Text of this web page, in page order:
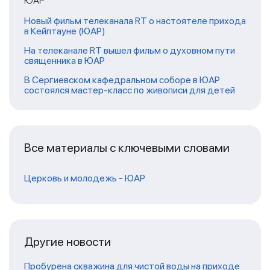
Новый фильм телеканала RT о настоятеле прихода
в Кейптауне (ЮАР)
На телеканале RT вышел фильм о духовном пути
священника в ЮАР
В Сергиевском кафедральном соборе в ЮАР
состоялся мастер-класс по живописи для детей
Все материалы с ключевыми словами
Церковь и молодежь - ЮАР
Другие новости
Пробурена скважина для чистой воды на приходе